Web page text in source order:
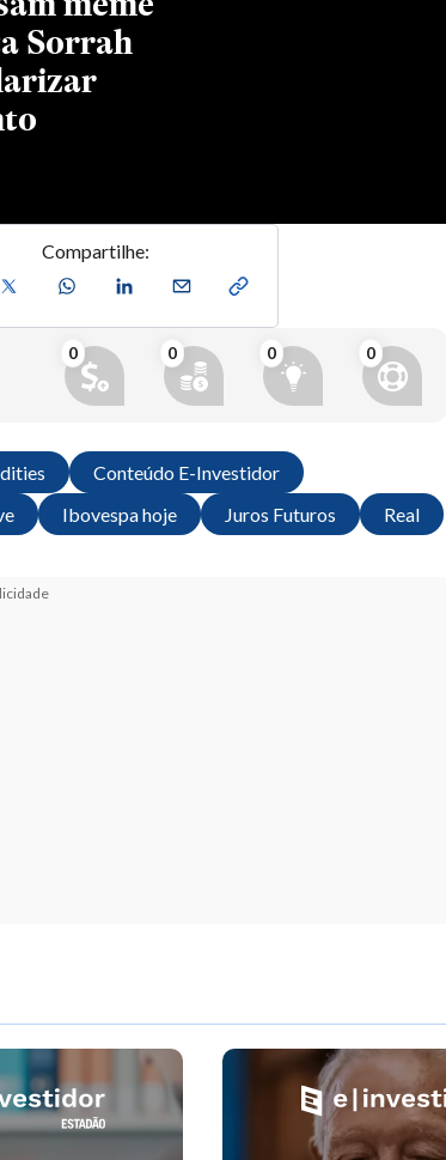
Compartilhe:
0 0 0 0
Conteúdo E-Investidor
Ibovespa hoje Juros Futuros
Real